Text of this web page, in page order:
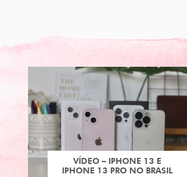
VÍDEO – IPHONE 13 E
IPHONE 13 PRO NO BRASIL